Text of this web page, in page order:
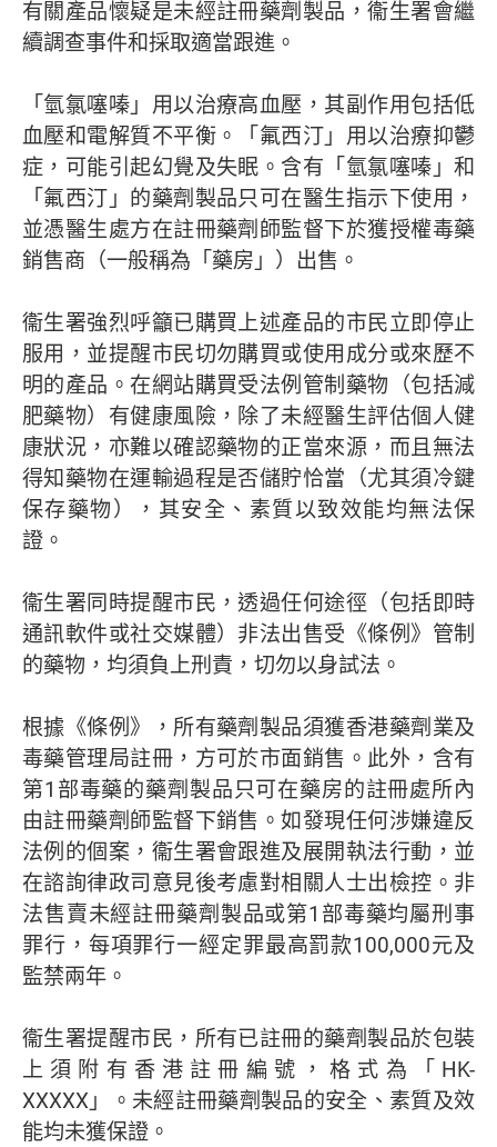
有關產品懷疑是未經註冊藥劑製品，衞生署會繼
續調查事件和採取適當跟進。
「氫氯噻嗪」用以治療高血壓，其副作用包括低
血壓和電解質不平衡。「氟西汀」用以治療抑鬱
症，可能引起幻覺及失眠。含有「氫氯噻嗪」和
「氟西汀」的藥劑製品只可在醫生指示下使用，
並憑醫生處方在註冊藥劑師監督下於獲授權毒藥
銷售商（一般稱為「藥房」）出售。
衞生署強烈呼籲已購買上述產品的市民立即停止
服用，並提醒市民切勿購買或使用成分或來歷不
明的產品。在網站購買受法例管制藥物（包括減
肥藥物）有健康風險，除了未經醫生評估個人健
康狀況，亦難以確認藥物的正當來源，而且無法
得知藥物在運輸過程是否儲貯恰當（尤其須冷鍵
保存藥物），其安全、素質以致效能均無法保
證。
衞生署同時提醒市民，透過任何途徑（包括即時
通訊軟件或社交媒體）非法出售受《條例》管制
的藥物，均須負上刑責，切勿以身試法。
根據《條例》，所有藥劑製品須獲香港藥劑業及
毒藥管理局註冊，方可於市面銷售。此外，含有
第1部毒藥的藥劑製品只可在藥房的註冊處所內
由註冊藥劑師監督下銷售。如發現任何涉嫌違反
法例的個案，衞生署會跟進及展開執法行動，並
在諮詢律政司意見後考慮對相關人士出檢控。非
法售賣未經註冊藥劑製品或第1部毒藥均屬刑事
罪行，每項罪行一經定罪最高罰款100,000元及
監禁兩年。
衞生署提醒市民，所有已註冊的藥劑製品於包裝
上須附有香港註冊編號，格式為「HK-
XXXXX」。未經註冊藥劑製品的安全、素質及效
能均未獲保證。